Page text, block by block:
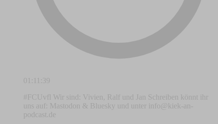
01:11:39
#FCUvfl Wir sind: Vivien, Ralf und Jan Schreiben könnt ihr
uns auf: Mastodon & Bluesky und unter
info@kiek-an-
podcast.de